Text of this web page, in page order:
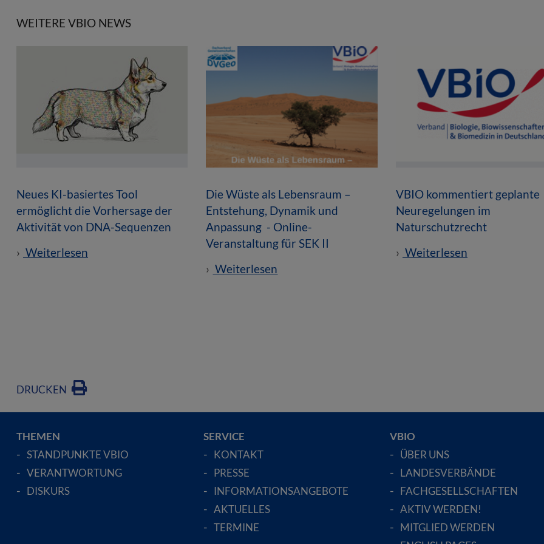
WEITERE VBIO NEWS
Neues KI-basiertes Tool
ermöglicht die Vorhersage der
Aktivität von DNA-Sequenzen
Weiterlesen
Die Wüste als Lebensraum –
Entstehung, Dynamik und
Anpassung - Online-
Veranstaltung für SEK II
Weiterlesen
VBIO kommentiert geplante
Neuregelungen im
Naturschutzrecht
Weiterlesen
DRUCKEN
THEMEN
STANDPUNKTE VBIO
VERANTWORTUNG
DISKURS
SERVICE
KONTAKT
PRESSE
INFORMATIONSANGEBOTE
AKTUELLES
TERMINE
VBIO
ÜBER UNS
LANDESVERBÄNDE
FACHGESELLSCHAFTEN
AKTIV WERDEN!
MITGLIED WERDEN